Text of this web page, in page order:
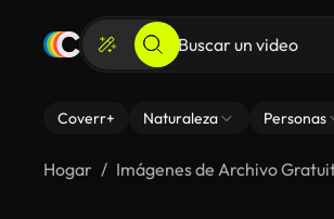
Coverr+ Naturaleza Personas
Hogar Imágenes de Archivo